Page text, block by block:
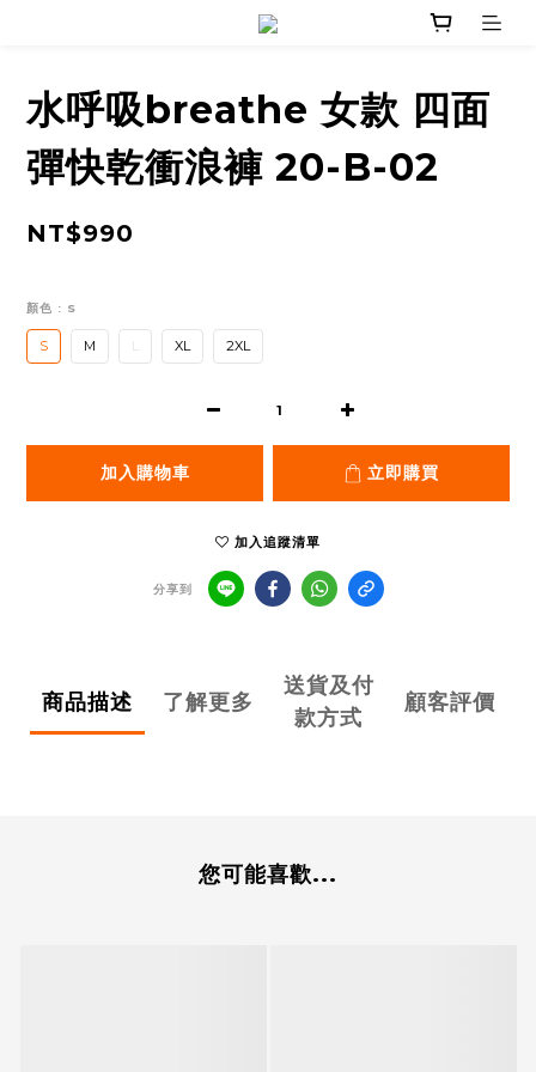
水呼吸breathe 女款 四面
彈快乾衝浪褲 20-B-02
NT$990
顏色 : S
S M XL 2XL
加入購物車 立即購買
加入追蹤清單
分享到
商品描述 了解更多
送貨及付
款方式
顧客評價
您可能喜歡...